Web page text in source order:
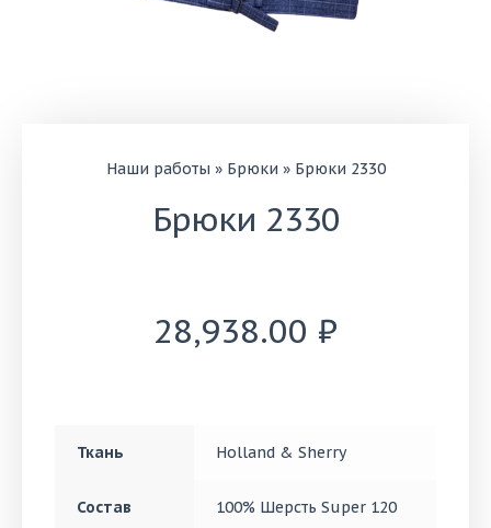
Наши работы » Брюки » Брюки 2330
Брюки 2330
28,938.00 ₽
Ткань Holland & Sherry
Состав 100% Шерсть Super 120